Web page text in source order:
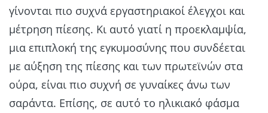
γίνονται πιο συχνά εργαστηριακοί έλεγχοι και
μέτρηση πίεσης. Κι αυτό γιατί η προεκλαμψία,
μια επιπλοκή της εγκυμοσύνης που συνδέεται
με αύξηση της πίεσης και των πρωτεϊνών στα
ούρα, είναι πιο συχνή σε γυναίκες άνω των
σαράντα. Επίσης, σε αυτό το ηλικιακό φάσμα